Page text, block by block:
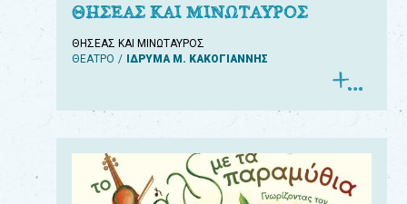
ΘΗΣΕΑΣ ΚΑΙ ΜΙΝΩΤΑΥΡΟΣ
ΘΗΣΕΑΣ ΚΑΙ ΜΙΝΩΤΑΥΡΟΣ
ΘΕΑΤΡΟ
ΙΔΡΥΜΑ Μ. ΚΑΚΟΓΙΑΝΝΗΣ